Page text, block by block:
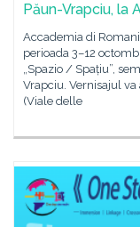
Păun-Vrapciu, la
Accademia di
perioada 3–12
„Spazio / Spațiu”,
Vrapciu. Vernisajul
(Viale delle